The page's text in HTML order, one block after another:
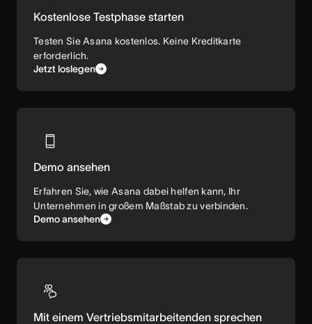
Kostenlose Testphase starten
Testen Sie Asana kostenlos. Keine Kreditkarte
erforderlich.
Jetzt loslegen
Demo ansehen
Erfahren Sie, wie Asana dabei helfen kann, Ihr
Unternehmen in großem Maßstab zu verbinden.
Demo ansehen
Mit einem Vertriebsmitarbeitenden sprechen